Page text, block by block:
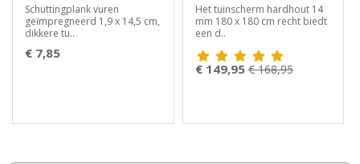
Schuttingplank vuren
geïmpregneerd 1,9 x 14,5 cm,
dikkere tu..
€ 7,85
Het tuinscherm hardhout 14
mm 180 x 180 cm recht biedt
een d..
€ 149,95 € 168,95